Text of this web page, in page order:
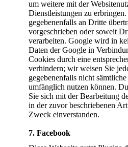
um weitere mit der
Dienstleistungen zu
gegebenenfalls an Dritte
vorgeschrieben oder soweit
verarbeiten. Google wird in
Daten der Google in
Cookies durch eine
verhindern; wir weisen Sie
gegebenenfalls nicht
umfänglich nutzen können.
Sie sich mit der Bearbeitung
in der zuvor beschriebenen
Zweck einverstanden.
7. Facebook